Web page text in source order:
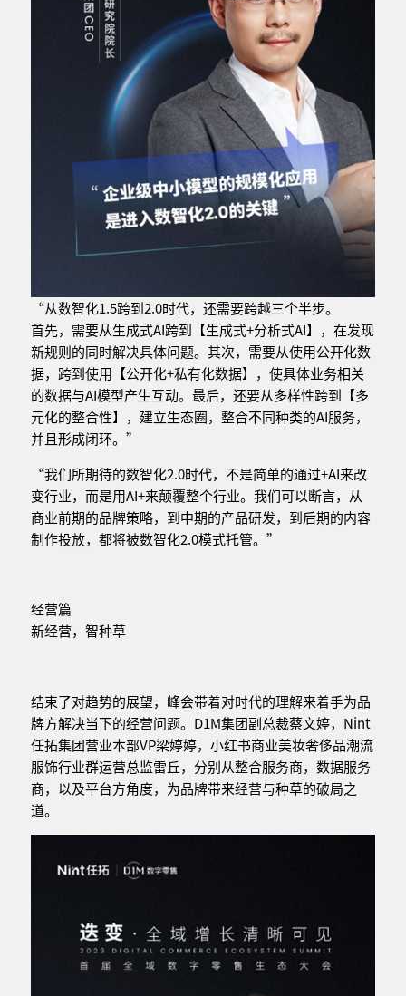
“从数智化1.5跨到2.0时代，还需要跨越三个半步。
首先，需要从生成式AI跨到【生成式+分析式AI】，在发现
新规则的同时解决具体问题。其次，需要从使用公开化数
据，跨到使用【公开化+私有化数据】，使具体业务相关
的数据与AI模型产生互动。最后，还要从多样性跨到【多
元化的整合性】，建立生态圈，整合不同种类的AI服务，
并且形成闭环。”
“我们所期待的数智化2.0时代，不是简单的通过+AI来改
变行业，而是用AI+来颠覆整个行业。我们可以断言，从
商业前期的品牌策略，到中期的产品研发，到后期的内容
制作投放，都将被数智化2.0模式托管。”
经营篇
新经营，智种草
结束了对趋势的展望，峰会带着对时代的理解来着手为品
牌方解决当下的经营问题。D1M集团副总裁蔡文婷，Nint
任拓集团营业本部VP梁婷婷，小红书商业美妆奢侈品潮流
服饰行业群运营总监雷丘，分别从整合服务商，数据服务
商，以及平台方角度，为品牌带来经营与种草的破局之
道。